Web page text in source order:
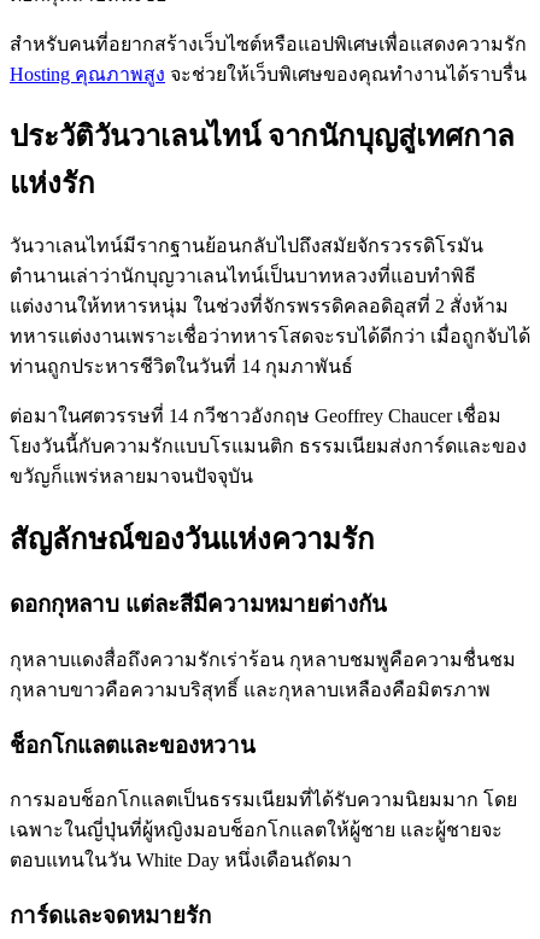
สำหรับคนที่อยากสร้างเว็บไซต์หรือแอปพิเศษเพื่อแสดงความรัก
Hosting คุณภาพสูง จะช่วยให้เว็บพิเศษของคุณทำงานได้ราบรื่น
ประวัติวันวาเลนไทน์ จากนักบุญสู่เทศกาล
แห่งรัก
วันวาเลนไทน์มีรากฐานย้อนกลับไปถึงสมัยจักรวรรดิโรมัน
ตำนานเล่าว่านักบุญวาเลนไทน์เป็นบาทหลวงที่แอบทำพิธี
แต่งงานให้ทหารหนุ่ม ในช่วงที่จักรพรรดิคลอดิอุสที่ 2 สั่งห้าม
ทหารแต่งงานเพราะเชื่อว่าทหารโสดจะรบได้ดีกว่า เมื่อถูกจับได้
ท่านถูกประหารชีวิตในวันที่ 14 กุมภาพันธ์
ต่อมาในศตวรรษที่ 14 กวีชาวอังกฤษ Geoffrey Chaucer เชื่อม
โยงวันนี้กับความรักแบบโรแมนติก ธรรมเนียมส่งการ์ดและของ
ขวัญก็แพร่หลายมาจนปัจจุบัน
สัญลักษณ์ของวันแห่งความรัก
ดอกกุหลาบ แต่ละสีมีความหมายต่างกัน
กุหลาบแดงสื่อถึงความรักเร่าร้อน กุหลาบชมพูคือความชื่นชม
กุหลาบขาวคือความบริสุทธิ์ และกุหลาบเหลืองคือมิตรภาพ
ช็อกโกแลตและของหวาน
การมอบช็อกโกแลตเป็นธรรมเนียมที่ได้รับความนิยมมาก โดย
เฉพาะในญี่ปุ่นที่ผู้หญิงมอบช็อกโกแลตให้ผู้ชาย และผู้ชายจะ
ตอบแทนในวัน White Day หนึ่งเดือนถัดมา
การ์ดและจดหมายรัก